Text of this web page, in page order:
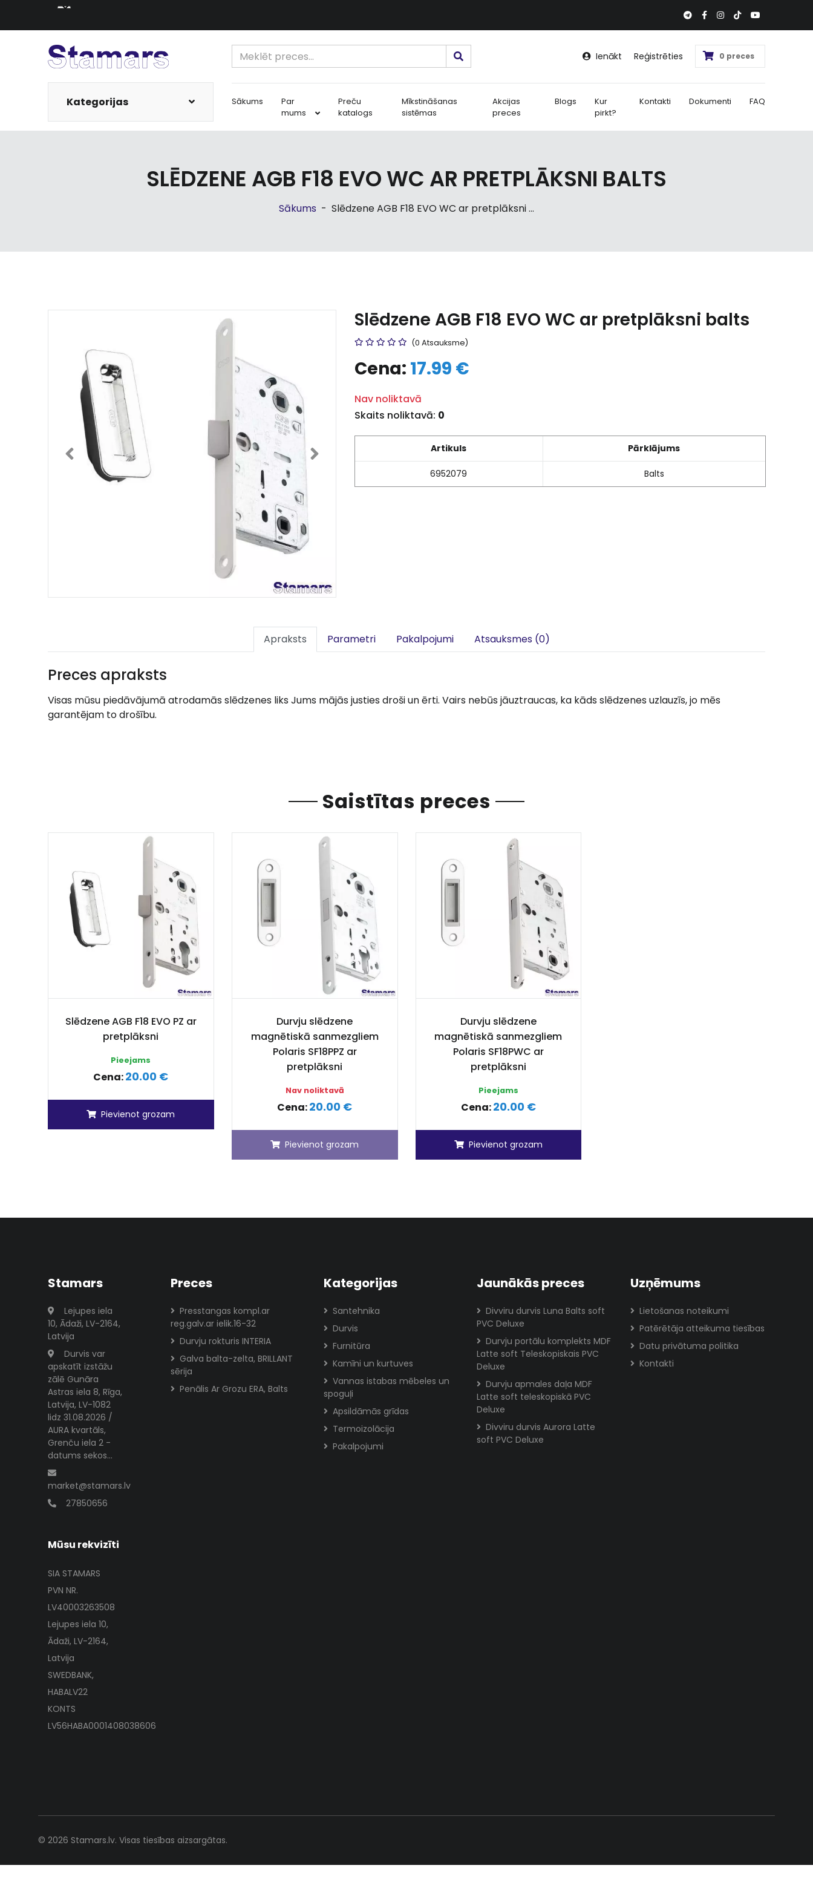
Ienākt Reģistrēties 0 preces
Kategorijas Sākums
Par
mums
Preču
katalogs
Mīkstināšanas
sistēmas
Akcijas
preces
Blogs
Kur
pirkt?
Kontakti Dokumenti FAQ
SLĒDZENE AGB F18 EVO WC AR PRETPLĀKSNI BALTS
Sākums - Slēdzene AGB F18 EVO WC ar pretplāksni ...
Slēdzene AGB F18 EVO WC ar pretplāksni balts
(0 Atsauksme)
Cena: 17.99 €
Nav noliktavā
Skaits noliktavā: 0
Artikuls Pārklājums
6952079 Balts
Apraksts Parametri Pakalpojumi Atsauksmes (0)
Preces apraksts
Visas mūsu piedāvājumā atrodamās slēdzenes liks Jums mājās justies droši un ērti. Vairs nebūs jāuztraucas, ka kāds slēdzenes uzlauzīs, jo mēs
garantējam to drošību.
Saistītas preces
Slēdzene AGB F18 EVO PZ ar
pretplāksni
Pieejams
Cena:20.00 €
Pievienot grozam
Durvju slēdzene
magnētiskā sanmezgliem
Polaris SF18PPZ ar
pretplāksni
Nav noliktavā
Cena:20.00 €
Pievienot grozam
Durvju slēdzene
magnētiskā sanmezgliem
Polaris SF18PWC ar
pretplāksni
Pieejams
Cena:20.00 €
Pievienot grozam
Stamars
Lejupes iela
10, Ādaži, LV-2164,
Latvija
Durvis var
apskatīt izstāžu
zālē Gunāra
Astras iela 8, Rīga,
Latvija, LV-1082
lidz 31.08.2026 /
AURA kvartāls,
Grenču iela 2 -
datums sekos...
market@stamars.lv
27850656
Mūsu rekvizīti
SIA STAMARS
PVN NR.
LV40003263508
Lejupes iela 10,
Ādaži, LV-2164,
Latvija
SWEDBANK,
HABALV22
KONTS
LV56HABA0001408038606
Preces
Presstangas kompl.ar
reg.galv.ar ielik.16-32
Durvju rokturis INTERIA
Galva balta-zelta, BRILLANT
sērija
Penālis Ar Grozu ERA, Balts
Kategorijas
Santehnika
Durvis
Furnitūra
Kamīni un kurtuves
Vannas istabas mēbeles un
spoguļi
Apsildāmās grīdas
Termoizolācija
Pakalpojumi
Jaunākās preces
Divviru durvis Luna Balts soft
PVC Deluxe
Durvju portālu komplekts MDF
Latte soft Teleskopiskais PVC
Deluxe
Durvju apmales daļa MDF
Latte soft teleskopiskā PVC
Deluxe
Divviru durvis Aurora Latte
soft PVC Deluxe
Uzņēmums
Lietošanas noteikumi
Patērētāja atteikuma tiesības
Datu privātuma politika
Kontakti
© 2026 Stamars.lv. Visas tiesības aizsargātas.